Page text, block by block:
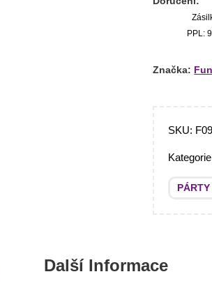
PPL:
Značka:
SKU:
Další Informace